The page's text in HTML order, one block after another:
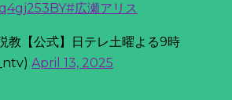
#広瀬アリス
教【公式】日テレ土曜よる9時
April 13, 2025